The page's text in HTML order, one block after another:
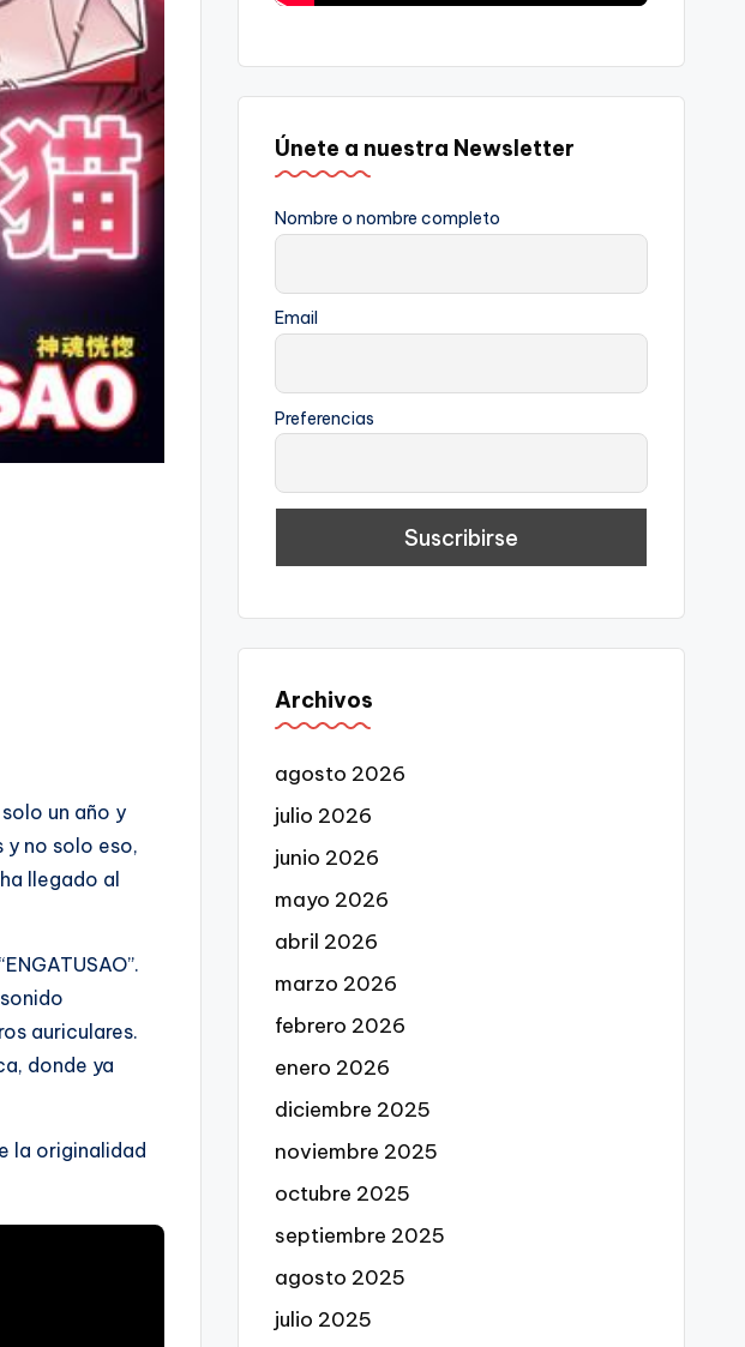
un año y
no solo eso,
llegado al
auriculares.
donde ya
la originalidad
Únete a nuestra Newsletter
Nombre o nombre completo
Email
Preferencias
Archivos
agosto 2026
julio 2026
junio 2026
mayo 2026
abril 2026
marzo 2026
febrero 2026
enero 2026
diciembre 2025
noviembre 2025
octubre 2025
septiembre 2025
agosto 2025
julio 2025